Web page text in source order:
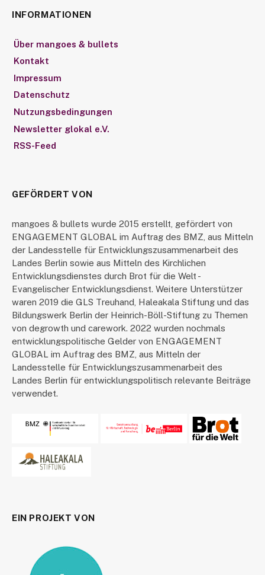
INFORMATIONEN
Über mangoes & bullets
Kontakt
Impressum
Datenschutz
Nutzungsbedingungen
Newsletter glokal e.V.
RSS-Feed
GEFÖRDERT VON
mangoes & bullets wurde 2015 erstellt, gefördert von
ENGAGEMENT GLOBAL im Auftrag des BMZ, aus Mitteln
der Landesstelle für Entwicklungszusammenarbeit des
Landes Berlin sowie aus Mitteln des Kirchlichen
Entwicklungsdienstes durch Brot für die Welt -
Evangelischer Entwicklungsdienst. Weitere Unterstützer
waren 2019 die GLS Treuhand, Haleakala Stiftung und das
Bildungswerk Berlin der Heinrich-Böll-Stiftung zu Themen
von degrowth und carework. 2022 wurden nochmals
entwicklungspolitische Gelder von ENGAGEMENT
GLOBAL im Auftrag des BMZ, aus Mitteln der
Landesstelle für Entwicklungszusammenarbeit des
Landes Berlin für entwicklungspolitisch relevante Beiträge
verwendet.
EIN PROJEKT VON